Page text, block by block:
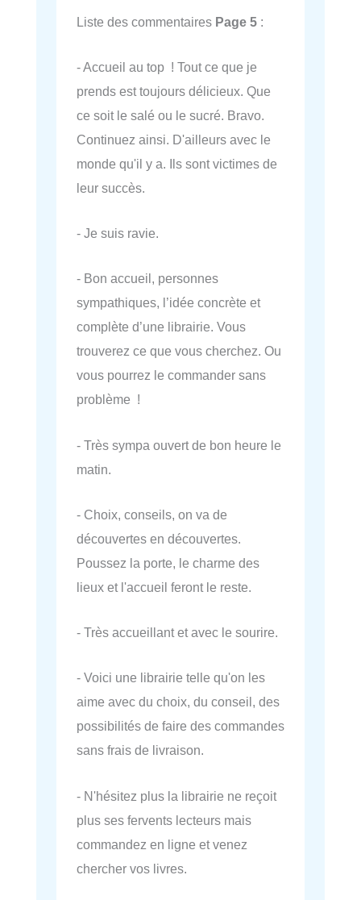
Liste des commentaires Page 5 :
- Accueil au top ! Tout ce que je
prends est toujours délicieux. Que
ce soit le salé ou le sucré. Bravo.
Continuez ainsi. D'ailleurs avec le
monde qu'il y a. Ils sont victimes de
leur succès.
- Je suis ravie.
- Bon accueil, personnes
sympathiques, l’idée concrète et
complète d’une librairie. Vous
trouverez ce que vous cherchez. Ou
vous pourrez le commander sans
problème !
- Très sympa ouvert de bon heure le
matin.
- Choix, conseils, on va de
découvertes en découvertes.
Poussez la porte, le charme des
lieux et l'accueil feront le reste.
- Très accueillant et avec le sourire.
- Voici une librairie telle qu'on les
aime avec du choix, du conseil, des
possibilités de faire des commandes
sans frais de livraison.
- N'hésitez plus la librairie ne reçoit
plus ses fervents lecteurs mais
commandez en ligne et venez
chercher vos livres.